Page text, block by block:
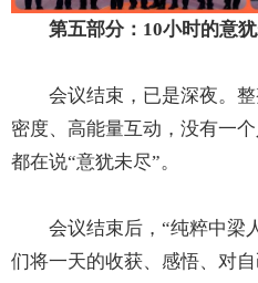
第五部分：10小时的意
会议结束，已是深夜。
密度、高能量互动，没有一
都在说“意犹未尽”。
会议结束后，“纯粹中梁
们将一天的收获、感悟、对